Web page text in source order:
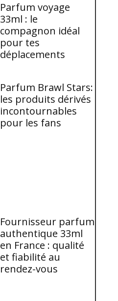
Parfum voyage
33ml : le
compagnon idéal
pour tes
déplacements
Parfum Brawl Stars:
les produits dérivés
incontournables
pour les fans
Fournisseur parfum
authentique 33ml
en France : qualité
et fiabilité au
rendez-vous